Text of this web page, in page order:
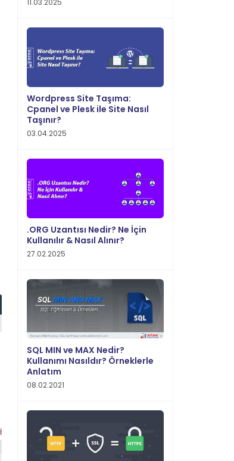
11.03.2025
Wordpress Site Taşıma:
Cpanel ve Plesk ile Site Nasıl
Taşınır?
03.04.2025
.ORG Uzantısı Nedir? Ne İçin
Kullanılır & Nasıl Alınır?
27.02.2025
SQL MIN ve MAX Nedir?
Kullanımı Nasıldır? Örneklerle
Anlatım
08.02.2021